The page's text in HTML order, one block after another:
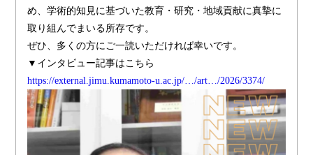
め、学術的知見に基づいた教育・研究・地域貢献に真摯に
取り組んでまいる所存です。
ぜひ、多くの方にご一読いただければ幸いです。
▼インタビュー記事はこちら
https://external.jimu.kumamoto-u.ac.jp/…/art…/2026/3374/